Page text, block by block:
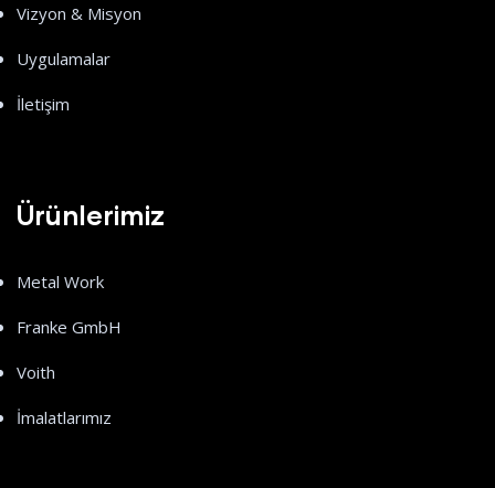
Vizyon & Misyon
Uygulamalar
İletişim
Ürünlerimiz
Metal Work
Franke GmbH
Voith
İmalatlarımız